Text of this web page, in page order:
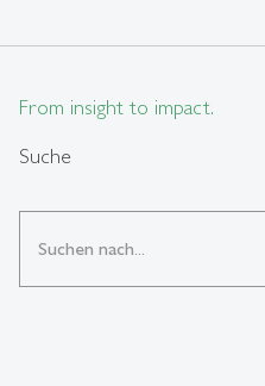
From insight to impact.
Suche